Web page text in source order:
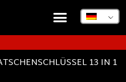
13 IN 1